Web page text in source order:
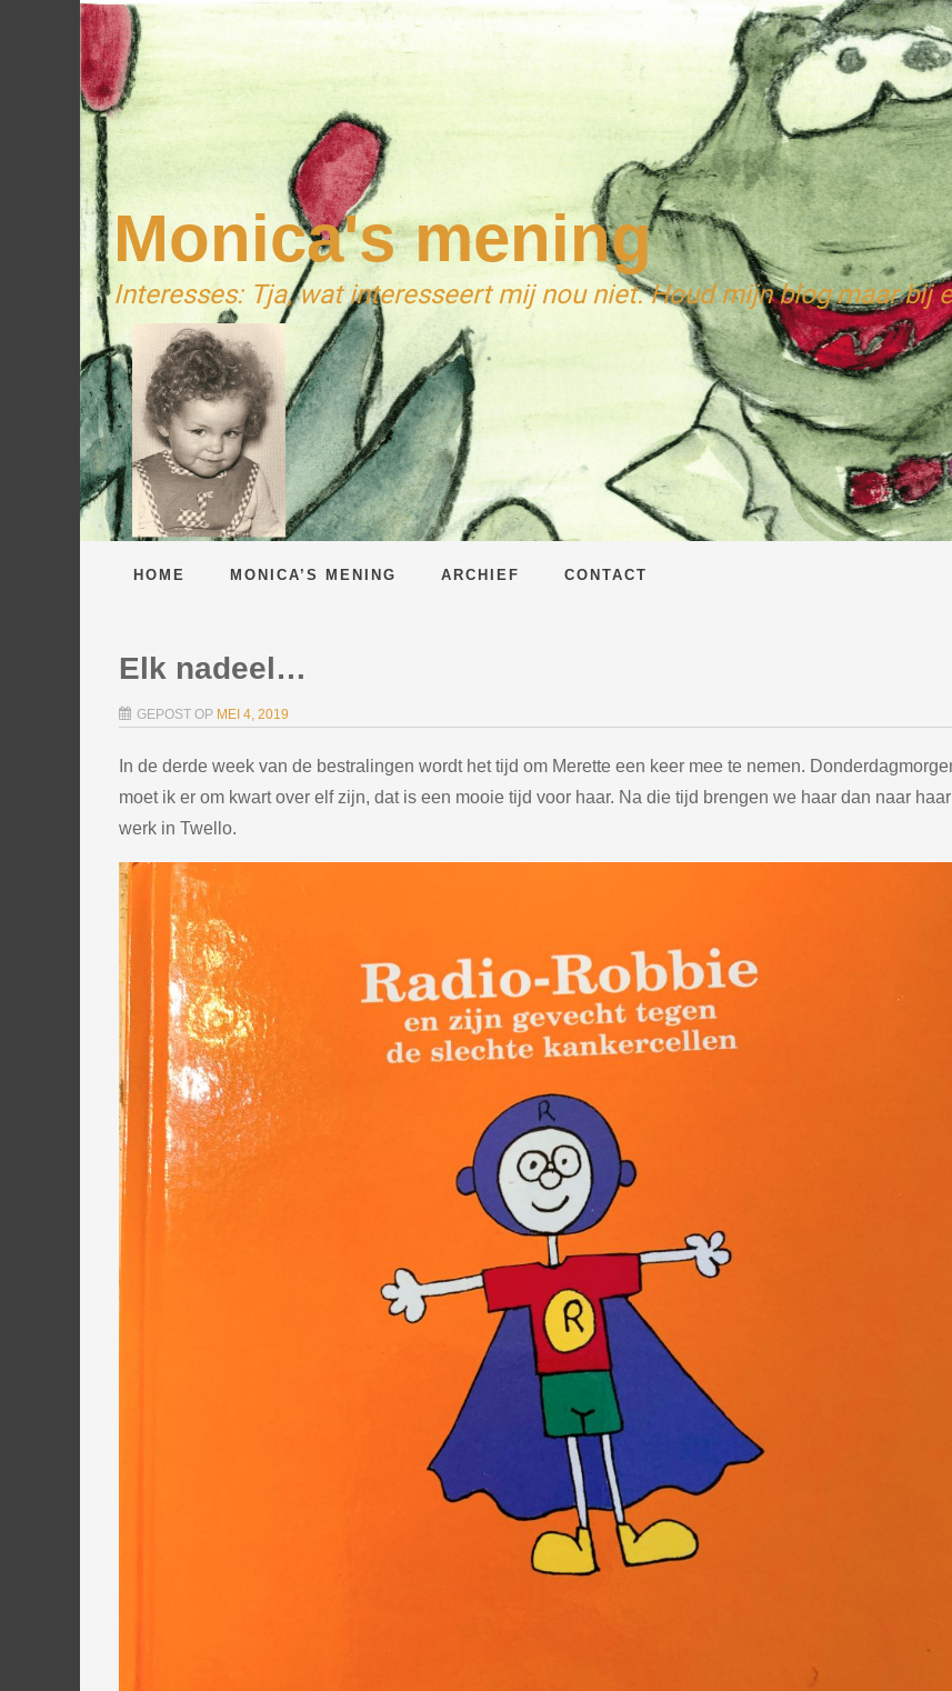
Monica's mening
Interesses: Tja, wat interesseert mij nou niet. Houd mijn blog maar bij
HOME MONICA’S MENING ARCHIEF CONTACT
Elk nadeel…
GEPOST OP MEI 4, 2019
In de derde week van de bestralingen wordt het tijd om Merette een keer mee te nemen.
moet ik er om kwart over elf zijn, dat is een mooie tijd voor haar. Na die tijd brengen we haar dan naar haar
werk in Twello.